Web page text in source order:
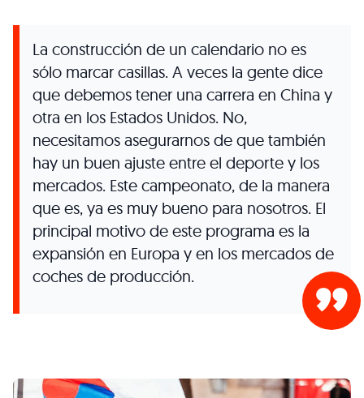
La construcción de un calendario no es
sólo marcar casillas. A veces la gente dice
que debemos tener una carrera en China y
otra en los Estados Unidos. No,
necesitamos asegurarnos de que también
hay un buen ajuste entre el deporte y los
mercados. Este campeonato, de la manera
que es, ya es muy bueno para nosotros. El
principal motivo de este programa es la
expansión en Europa y en los mercados de
coches de producción.